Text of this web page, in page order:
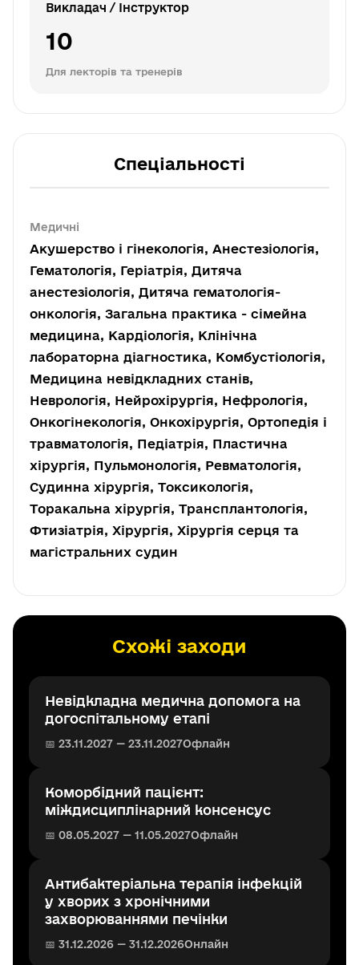
Викладач / Інструктор
10
Для лекторів та тренерів
Спеціальності
Медичні
Акушерство і гінекологія, Анестезіологія,
Гематологія, Геріатрія, Дитяча
анестезіологія, Дитяча гематологія-
онкологія, Загальна практика - сімейна
медицина, Кардіологія, Клінічна
лабораторна діагностика, Комбустіологія,
Медицина невідкладних станів,
Неврологія, Нейрохірургія, Нефрологія,
Онкогінекологія, Онкохірургія, Ортопедія і
травматологія, Педіатрія, Пластична
хірургія, Пульмонологія, Ревматологія,
Судинна хірургія, Токсикологія,
Торакальна хірургія, Трансплантологія,
Фтизіатрія, Хірургія, Хірургія серця та
магістральних судин
Схожі заходи
Невідкладна медична допомога на
догоспітальному етапі
📅 23.11.2027 — 23.11.2027Офлайн
Коморбідний пацієнт:
міждисциплінарний консенсус
📅 08.05.2027 — 11.05.2027Офлайн
Антибактеріальна терапія інфекцій
у хворих з хронічними
захворюваннями печінки
📅 31.12.2026 — 31.12.2026Онлайн